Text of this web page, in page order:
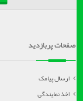
صفحات پربازدید
ارسال پیامک
اخذ نمایندگی